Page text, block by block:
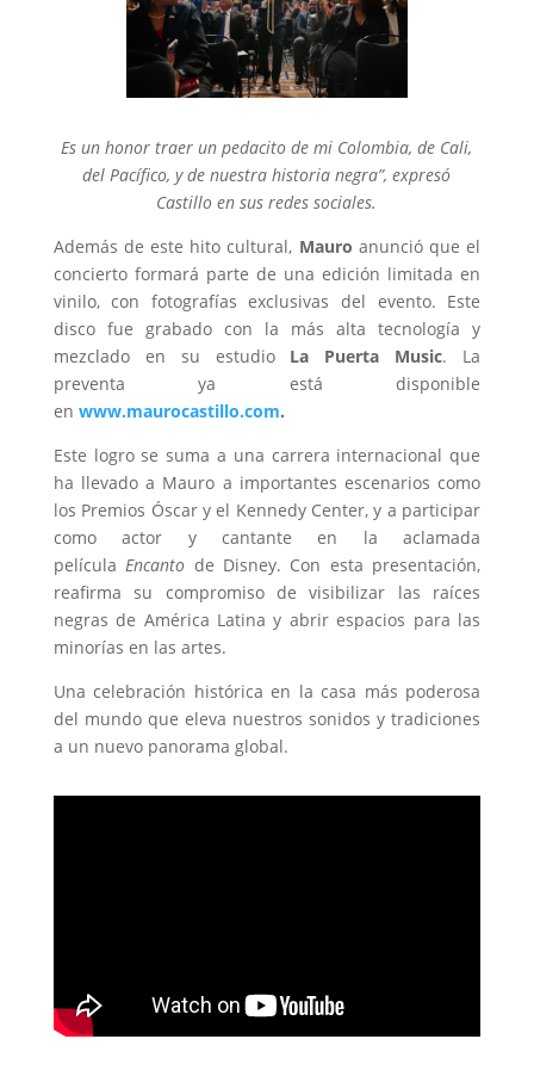
Es un honor traer un pedacito de mi Colombia, de Cali,
del Pacífico, y de nuestra historia negra”, expresó
Castillo en sus redes sociales.
Además de este hito cultural, Mauro anunció que el
concierto formará parte de una edición limitada en
vinilo, con fotografías exclusivas del evento. Este
disco fue grabado con la más alta tecnología y
mezclado en su estudio La Puerta Music. La
preventa ya está disponible
en www.maurocastillo.com.
Este logro se suma a una carrera internacional que
ha llevado a Mauro a importantes escenarios como
los Premios Óscar y el Kennedy Center, y a participar
como actor y cantante en la aclamada
película Encanto de Disney. Con esta presentación,
reafirma su compromiso de visibilizar las raíces
negras de América Latina y abrir espacios para las
minorías en las artes.
Una celebración histórica en la casa más poderosa
del mundo que eleva nuestros sonidos y tradiciones
a un nuevo panorama global.